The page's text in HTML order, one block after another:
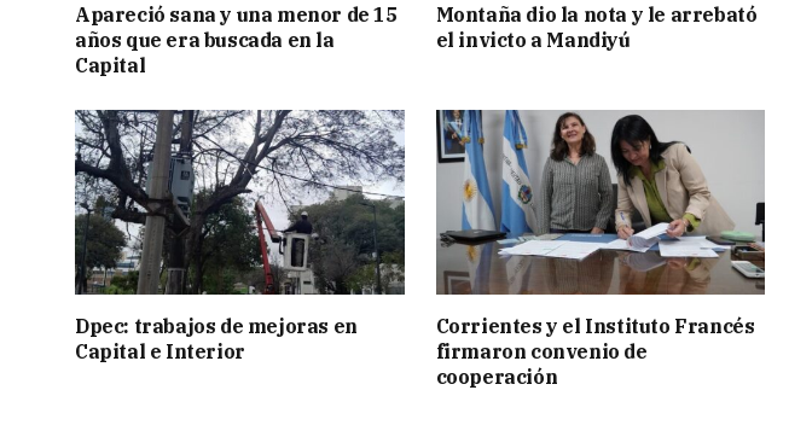
Apareció sana y una menor de 15
años que era buscada en la
Capital
Montaña dio la nota y le arrebató
el invicto a Mandiyú
Dpec: trabajos de mejoras en
Capital e Interior
Corrientes y el Instituto Francés
firmaron convenio de
cooperación